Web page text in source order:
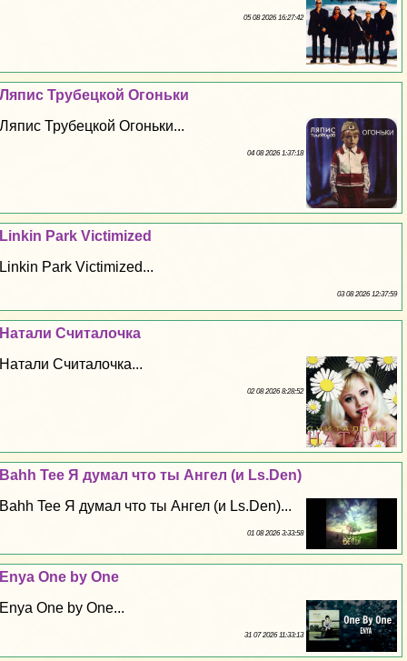
05 08 2026 16:27:42
Ляпис Трубецкой Огоньки
Ляпис Трубецкой Огоньки...
04 08 2026 1:37:18
Linkin Park Victimized
Linkin Park Victimized...
03 08 2026 12:37:59
Натали Считалочка
Натали Считалочка...
02 08 2026 8:28:52
Bahh Tee Я думал что ты Ангел (и Ls.Den)
Bahh Tee Я думал что ты Ангел (и Ls.Den)...
01 08 2026 3:33:58
Enya One by One
Enya One by One...
31 07 2026 11:33:13